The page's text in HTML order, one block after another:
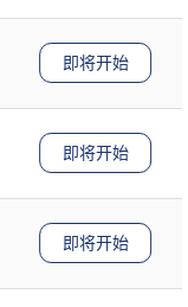
即将开始
即将开始
即将开始